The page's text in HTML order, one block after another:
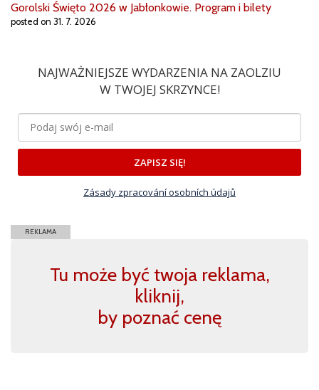
Gorolski Święto 2026 w Jabłonkowie. Program i bilety
posted on 31. 7. 2026
NAJWAŻNIEJSZE WYDARZENIA NA ZAOLZIU
W TWOJEJ SKRZYNCE!
ZAPISZ SIĘ!
Zásady zpracování osobních údajů
REKLAMA
Tu może być twoja reklama,
kliknij,
by poznać cenę